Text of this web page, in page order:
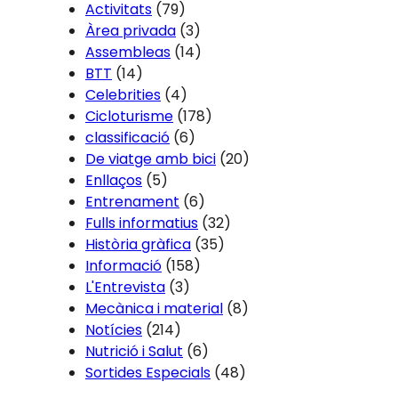
Activitats (79)
Àrea privada (3)
Assembleas (14)
BTT (14)
Celebrities (4)
Cicloturisme (178)
classificació (6)
De viatge amb bici (20)
Enllaços (5)
Entrenament (6)
Fulls informatius (32)
Història gràfica (35)
Informació (158)
L'Entrevista (3)
Mecànica i material (8)
Notícies (214)
Nutrició i Salut (6)
Sortides Especials (48)